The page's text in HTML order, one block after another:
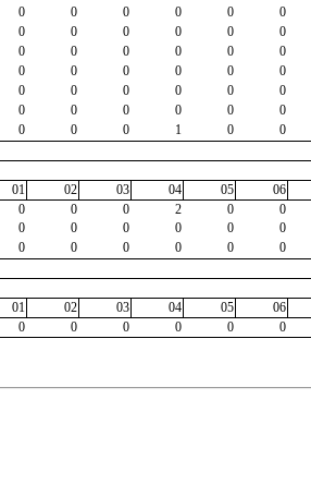
0 0 0 0 0 0
0 0 0 0 0 0
0 0 0 0 0 0
0 0 0 0 0 0
0 0 0 0 0 0
0 0 0 0 0 0
0 0 0 1 0 0
01
02 03 04 05 06
0 0 0 2 0 0
0 0 0 0 0 0
0 0 0 0 0 0
01
02 03 04 05 06
0 0 0 0 0 0